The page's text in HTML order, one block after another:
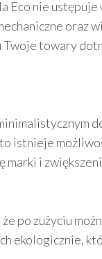
Eco nie
oraz
towary
istnieje
i
po zużyciu
ekologicznie,